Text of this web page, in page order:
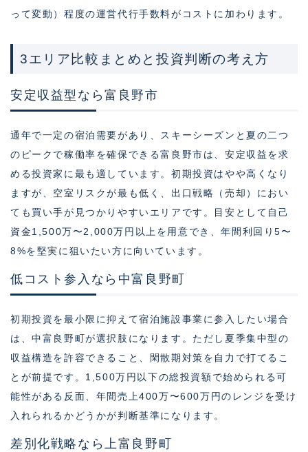
って変動）程度の運営代行手数料がコストに加わります。
3エリア比較まとめと投資判断の考え方
安定収益型なら富良野市
通年で一定の宿泊需要があり、スキーシーズンと夏の二つ
のピークで稼働率を確保できる富良野市は、安定収益を求
める投資家に最も適しています。初期投資はやや高くなり
ますが、空室リスクが最も低く、出口戦略（売却）におい
ても買い手が見つかりやすいエリアです。目安として自己
資金1,500万〜2,000万円以上を用意でき、年間利回り5〜
8%を堅実に狙いたい方に向いています。
低コスト参入なら中富良野町
初期投資を最小限に抑えて宿泊施設事業に参入したい場合
は、中富良野町が選択肢になります。ただし夏季集中型の
収益構造を許容できること、閑散期対策を自力で打てるこ
とが前提です。1,500万円以下の総投資額で始められる可
能性がある反面、年間売上400万〜600万円のレンジを受け
入れられるかどうかが判断基準になります。
差別化戦略なら上富良野町